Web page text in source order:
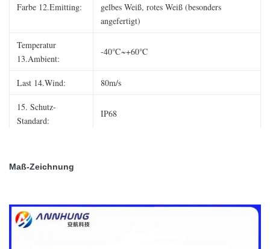
Farbe 12.Emitting:
gelbes Weiß, rotes Weiß (besonders
angefertigt)
Temperatur
13.Ambient:
-40℃~+60℃
Last 14.Wind: 80m/s
15. Schutz-
Standard:
IP68
Maß-Zeichnung